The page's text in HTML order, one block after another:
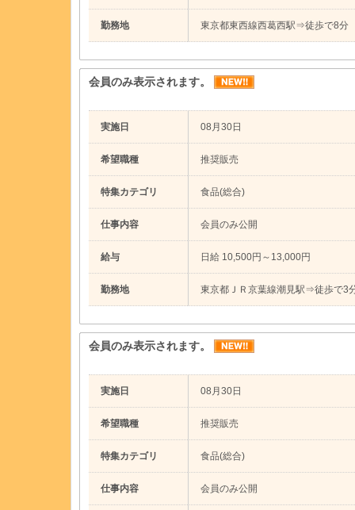
勤務地 東京都東西線西葛西駅⇒徒歩で8分
会員のみ表示されます。
実施日 08月30日
希望職種 推奨販売
特集カテゴリ 食品(総合)
仕事内容 会員のみ公開
給与 日給 10,500円～13,000円
勤務地 東京都ＪＲ京葉線潮見駅⇒徒歩で3
会員のみ表示されます。
実施日 08月30日
希望職種 推奨販売
特集カテゴリ 食品(総合)
仕事内容 会員のみ公開